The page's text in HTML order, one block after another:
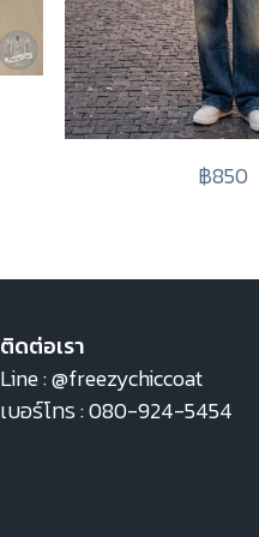
฿850
ติดต่อเรา
Line :@freezychiccoat
เบอร์โทร :080-924-5454